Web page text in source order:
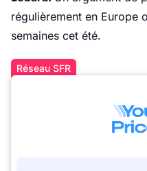
régulièrement en Europe
semaines cet été.
Réseau SFR